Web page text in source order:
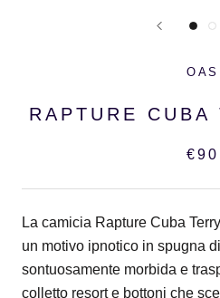
OAS
RAPTURE CUBA
€90
La camicia Rapture Cuba
un motivo ipnotico in spugna
sontuosamente morbida e
colletto resort e bottoni che